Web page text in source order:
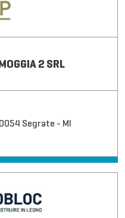
2 SRL
Segrate - MI